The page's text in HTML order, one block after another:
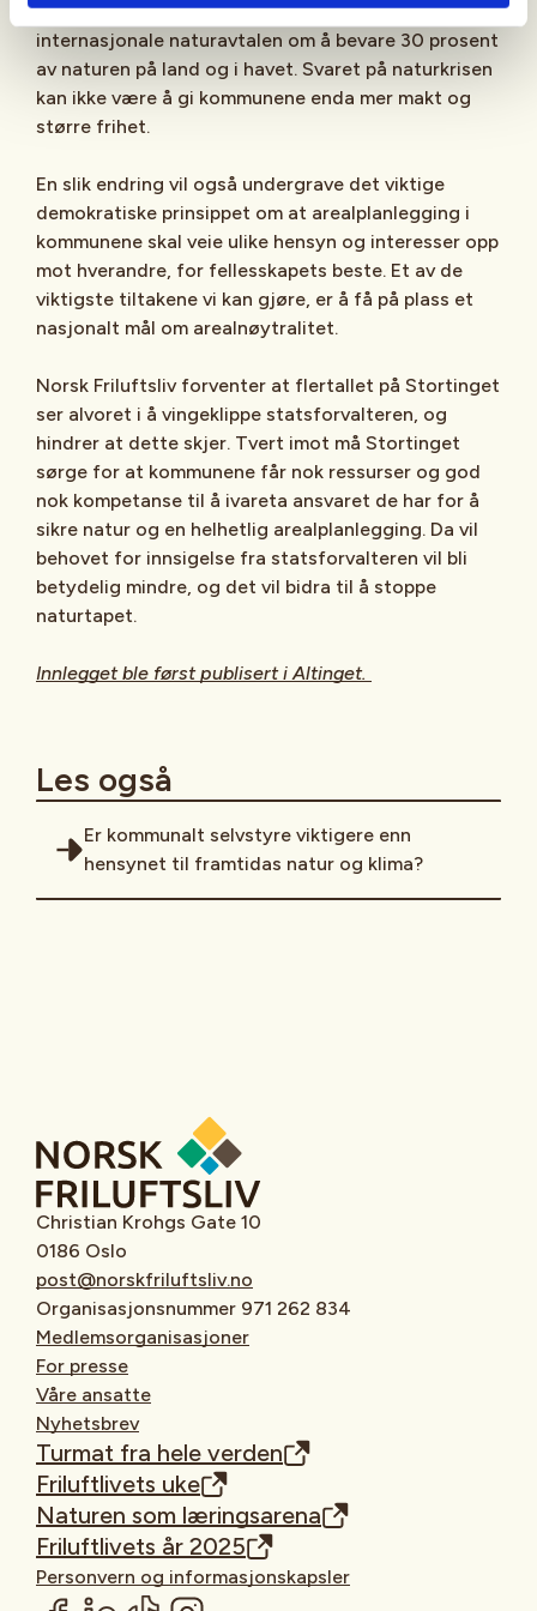
stikk i strid med våre forpliktelser gjennom den
internasjonale naturavtalen om å bevare 30 prosent
av naturen på land og i havet. Svaret på naturkrisen
kan ikke være å gi kommunene enda mer makt og
større frihet.
En slik endring vil også undergrave det viktige
demokratiske prinsippet om at arealplanlegging i
kommunene skal veie ulike hensyn og interesser opp
mot hverandre, for fellesskapets beste. Et av de
viktigste tiltakene vi kan gjøre, er å få på plass et
nasjonalt mål om arealnøytralitet.
Norsk Friluftsliv forventer at flertallet på Stortinget
ser alvoret i å vingeklippe statsforvalteren, og
hindrer at dette skjer. Tvert imot må Stortinget
sørge for at kommunene får nok ressurser og god
nok kompetanse til å ivareta ansvaret de har for å
sikre natur og en helhetlig arealplanlegging. Da vil
behovet for innsigelse fra statsforvalteren vil bli
betydelig mindre, og det vil bidra til å stoppe
naturtapet.
Innlegget ble først publisert i Altinget.
Les også
Er kommunalt selvstyre viktigere enn
hensynet til framtidas natur og klima?
Christian Krohgs Gate 10
0186 Oslo
post@norskfriluftsliv.no
Organisasjonsnummer 971 262 834
Medlemsorganisasjoner
For presse
Våre ansatte
Nyhetsbrev
Turmat fra hele verden
Friluftlivets uke
Naturen som læringsarena
Friluftlivets år 2025
Personvern og informasjonskapsler